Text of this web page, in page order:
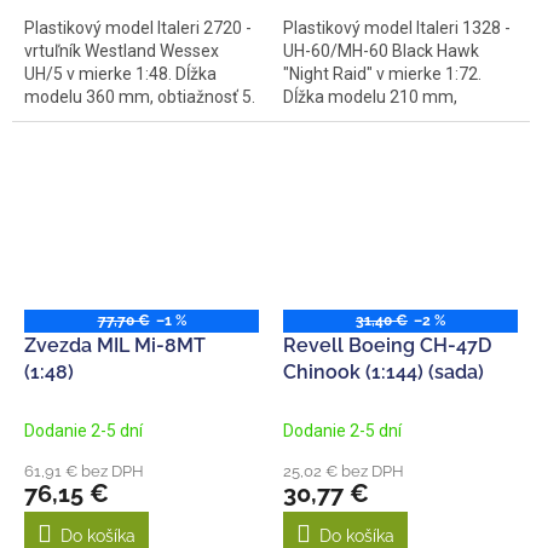
Plastikový model Italeri 2720 -
vrtuľník Westland Wessex
UH/5 v mierke 1:48. Dĺžka
modelu 360 mm, obtiažnosť 5.
Plastikový model Italeri 1328 -
UH-60/MH-60 Black Hawk
"Night Raid" v mierke 1:72.
Dĺžka modelu 210 mm,
obtiažnosť 3....
77,70 € –1 %
Zvezda MIL Mi-8MT
(1:48)
Dodanie 2-5 dní
61,91 € bez DPH
76,15 €
Do košíka
31,40 € –2 %
Revell Boeing CH-47D
Chinook (1:144) (sada)
Dodanie 2-5 dní
25,02 € bez DPH
30,77 €
Do košíka